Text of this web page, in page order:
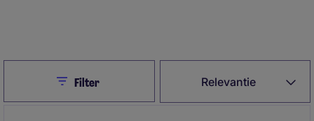
Relevantie
CloseFilter